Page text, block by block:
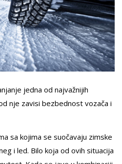
jedna od najvažnijih
nje zavisi bezbednost vozača i
sa kojima se suočavaju zimske
i led. Bilo koja od ovih situacija